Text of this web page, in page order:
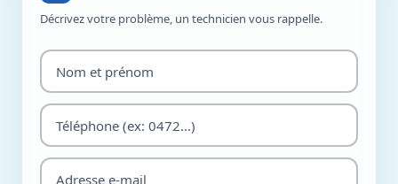
Décrivez votre problème, un technicien vous rappelle.